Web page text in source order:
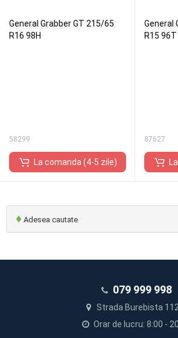
General Grabber GT 215/65
R16 98H
58299
La comanda (4-5 zile)
General
R15 96T
87627
♦ Adesea cautate
079 999 998
Strada Burebista
Orar de lucru: 8:00 -